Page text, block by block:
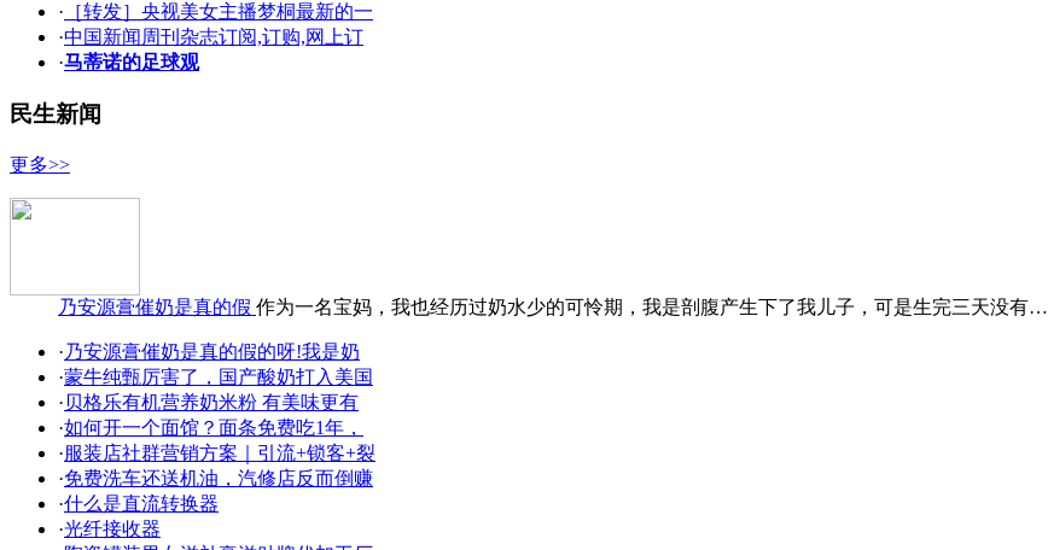
· ［转发］央视美女主播梦桐最新的一
·中国新闻周刊杂志订阅,订购,网上订
·马蒂诺的足球观
民生新闻
更多>>
乃安源膏催奶是真的假 作为一名宝妈，我也经历过奶水少的可怜期，我是剖腹产生下了我儿子，可是生完三天没有…
·乃安源膏催奶是真的假的呀!我是奶
·蒙牛纯甄厉害了，国产酸奶打入美国
·贝格乐有机营养奶米粉 有美味更有
·如何开一个面馆？面条免费吃1年，
·服装店社群营销方案｜引流+锁客+裂
·免费洗车还送机油，汽修店反而倒赚
·什么是直流转换器
·光纤接收器